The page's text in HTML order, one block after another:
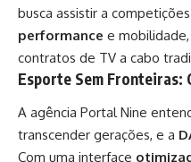
busca assistir a
performance e
contratos de TV a cabo
Esporte Sem Fronteiras:
A agência Portal Nine
transcender gerações, e a
Com uma interface